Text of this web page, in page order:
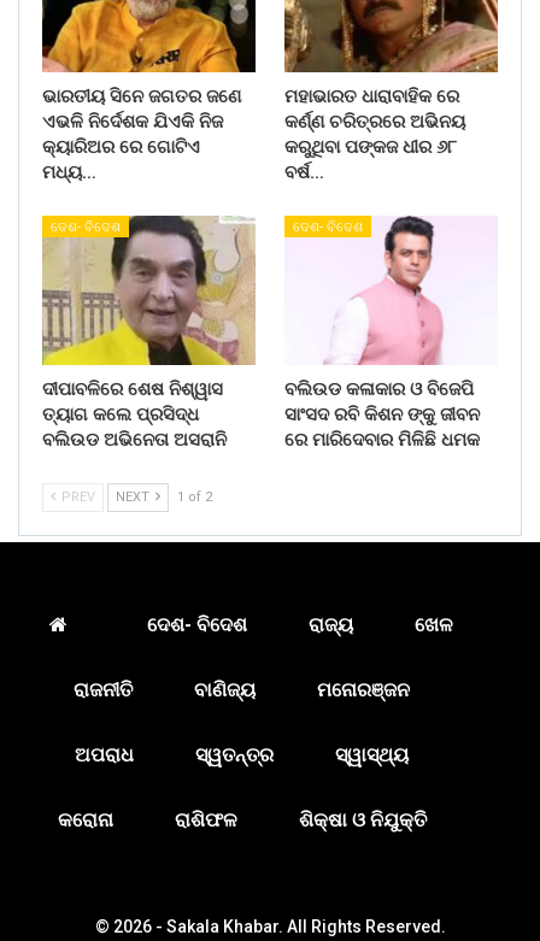
ଭାରତୀୟ ସିନେ ଜଗତର ଜଣେ
ଏଭଳି ନିର୍ଦେଶକ ଯିଏକି ନିଜ
କ୍ୟାରିଅର ରେ ଗୋଟିଏ
ମଧ୍ୟ…
ମହାଭାରତ ଧାରାବାହିକ ରେ
କର୍ଣ୍ଣ ଚରିତ୍ରରେ ଅଭିନୟ
କରୁଥିବା ପଙ୍କଜ ଧୀର ୬୮
ବର୍ଷ…
ଦେଶ- ବିଦେଶ
ଦୀପାବଳିରେ ଶେଷ ନିଶ୍ୱାସ
ତ୍ୟାଗ କଲେ ପ୍ରସିଦ୍ଧ
ବଲିଉଡ ଅଭିନେତା ଅସରାନି
ଦେଶ- ବିଦେଶ
ବଲିଉଡ କଳାକାର ଓ ବିଜେପି
ସାଂସଦ ରବି କିଶନ ଙ୍କୁ ଜୀବନ
ରେ ମାରିଦେବାର ମିଳିଛି ଧମକ
PREV NEXT 1 of 2
ଦେଶ- ବିଦେଶ ରାଜ୍ୟ ଖେଳ
ରାଜନୀତି ବାଣିଜ୍ୟ ମନୋରଞ୍ଜନ
ଅପରାଧ ସ୍ୱତନ୍ତ୍ର ସ୍ୱାସ୍ଥ୍ୟ
କରୋନା ରାଶିଫଳ ଶିକ୍ଷା ଓ ନିଯୁକ୍ତି
© 2026 - Sakala Khabar. All Rights Reserved.